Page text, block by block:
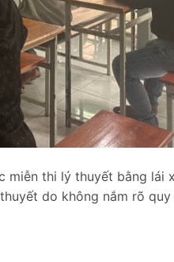
miễn thi lý thuyết bằng lái
do không nắm rõ quy